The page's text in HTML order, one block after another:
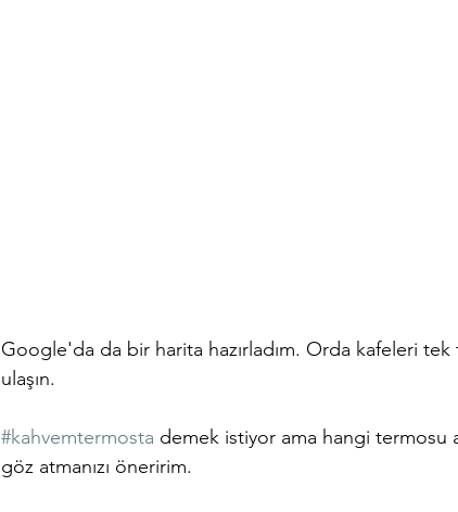
Google'da da bir harita hazırladım. Orda kafeleri
ulaşın.
#kahvemtermosta demek istiyor ama hangi termosu
göz atmanızı öneririm.